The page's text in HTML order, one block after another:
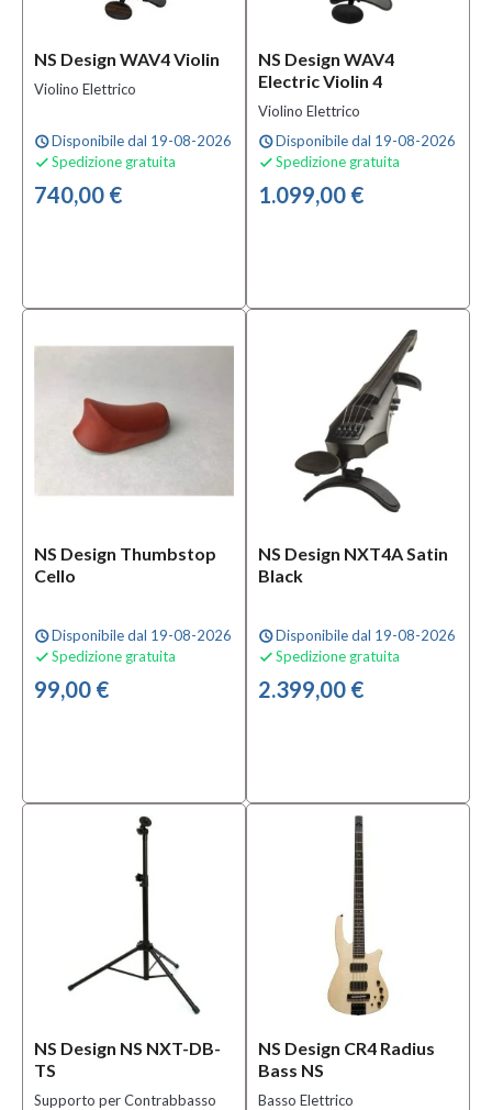
NS Design WAV4 Violin
Violino Elettrico
scheduleDisponibile dal 19-08-2026
 Spedizione gratuita
740,00 €
NS Design WAV4
Electric Violin 4
Violino Elettrico
scheduleDisponibile dal 19-08-2026
 Spedizione gratuita
1.099,00 €
NS Design Thumbstop
Cello
scheduleDisponibile dal 19-08-2026
 Spedizione gratuita
99,00 €
NS Design NXT4A Satin
Black
scheduleDisponibile dal 19-08-2026
 Spedizione gratuita
2.399,00 €
NS Design NS NXT-DB-
TS
Supporto per Contrabbasso
NS Design CR4 Radius
Bass NS
Basso Elettrico